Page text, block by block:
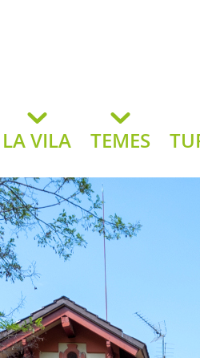
de
LA VILA TEMES